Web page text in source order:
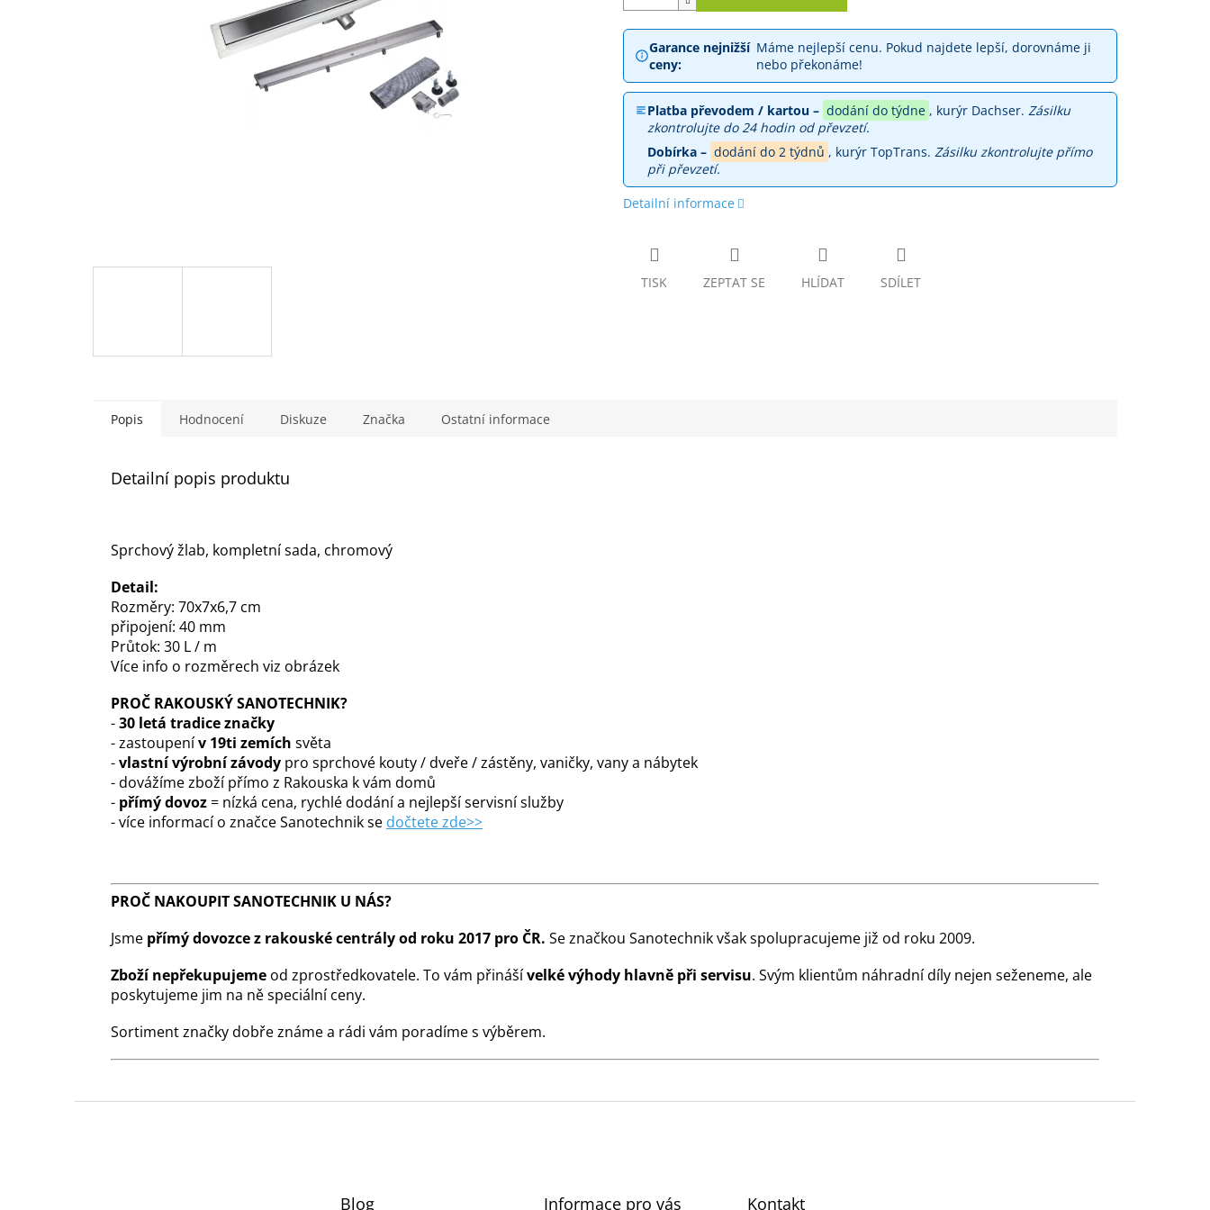
Garance nejnižší
ceny:
Máme nejlepší cenu. Pokud najdete lepší, dorovnáme ji
nebo překonáme!
Platba převodem / kartou – dodání do týdne , kurýr Dachser.Zásilku
zkontrolujte do 24 hodin od převzetí.
Dobírka – dodání do 2 týdnů , kurýr TopTrans.Zásilku zkontrolujte přímo
při převzetí.
Detailní informace
TISK ZEPTAT SE HLÍDAT SDÍLET
Popis Hodnocení Diskuze Značka Ostatní informace
Detailní popis produktu
Sprchový žlab, kompletní sada, chromový
Detail:
Rozměry: 70x7x6,7 cm
připojení: 40 mm
Průtok: 30 L / m
Více info o rozměrech viz obrázek
PROČ RAKOUSKÝ SANOTECHNIK?
-30 letá tradice značky
- zastoupenív 19ti zemích světa
-vlastní výrobní závody pro sprchové kouty / dveře / zástěny, vaničky, vany a nábytek
- dovážíme zboží přímo z Rakouska k vám domů
- přímý dovoz= nízká cena, rychlé dodání a nejlepší servisní služby
- více informací o značce Sanotechnik se dočtete zde>>
PROČ NAKOUPIT SANOTECHNIK U NÁS?
Jsme přímý dovozce z rakouské centrály od roku 2017 pro ČR. Se značkou Sanotechnik však spolupracujeme již od roku 2009.
Zboží nepřekupujeme od zprostředkovatele. To vám přinášívelké výhody hlavně při servisu. Svým klientům náhradní díly nejen seženeme, ale
poskytujeme jim na ně speciální ceny.
Sortiment značky dobře známe a rádi vám poradíme s výběrem.
Blog Informace pro vás Kontakt